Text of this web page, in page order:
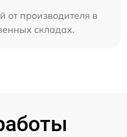
от производителя в
складах.